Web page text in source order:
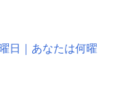
日｜あなたは何曜